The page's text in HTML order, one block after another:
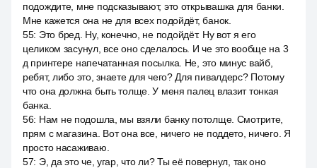
подождите, мне подсказывают, это открывашка для банки.
Мне кажется она не для всех подойдёт, банок.
55: Это бред. Ну, конечно, не подойдёт. Ну вот я его
целиком засунул, все оно сделалось. И че это вообще на 3
д принтере напечатанная посылка. Не, это минус вайб,
ребят, либо это, знаете для чего? Для пивалдерс? Потому
что она должна быть толще. У меня палец влазит тонкая
банка.
56: Нам не подошла, мы взяли банку потолще. Смотрите,
прям с магазина. Вот она все, ничего не поддето, ничего. Я
просто насаживаю.
57: Э, да это че, угар, что ли? Ты её повернул, так оно